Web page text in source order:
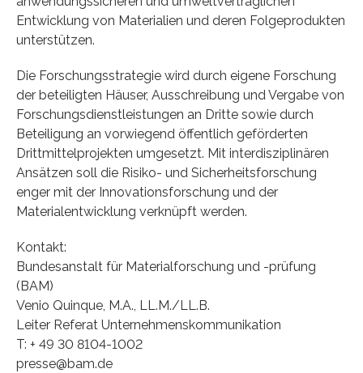
Entwicklung von Materialien und deren Folgeprodukten
unterstützen.
Die Forschungsstrategie wird durch eigene Forschung
der beteiligten Häuser, Ausschreibung und Vergabe von
Forschungsdienstleistungen an Dritte sowie durch
Beteiligung an vorwiegend öffentlich geförderten
Drittmittelprojekten umgesetzt. Mit interdisziplinären
Ansätzen soll die Risiko- und Sicherheitsforschung
enger mit der Innovationsforschung und der
Materialentwicklung verknüpft werden.
Kontakt:
Bundesanstalt für Materialforschung und -prüfung
(BAM)
Venio Quinque, M.A., LL.M./LL.B.
Leiter Referat Unternehmenskommunikation
T: + 49 30 8104-1002
presse@bam.de